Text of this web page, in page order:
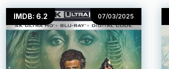
IMDB: 6.2 07/03/2025